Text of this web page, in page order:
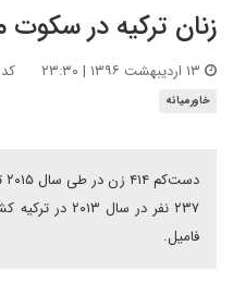
زنان ترکیه در سکوت
کد :
خاورمیانه
۲۳۷ نفر در
فامیل.